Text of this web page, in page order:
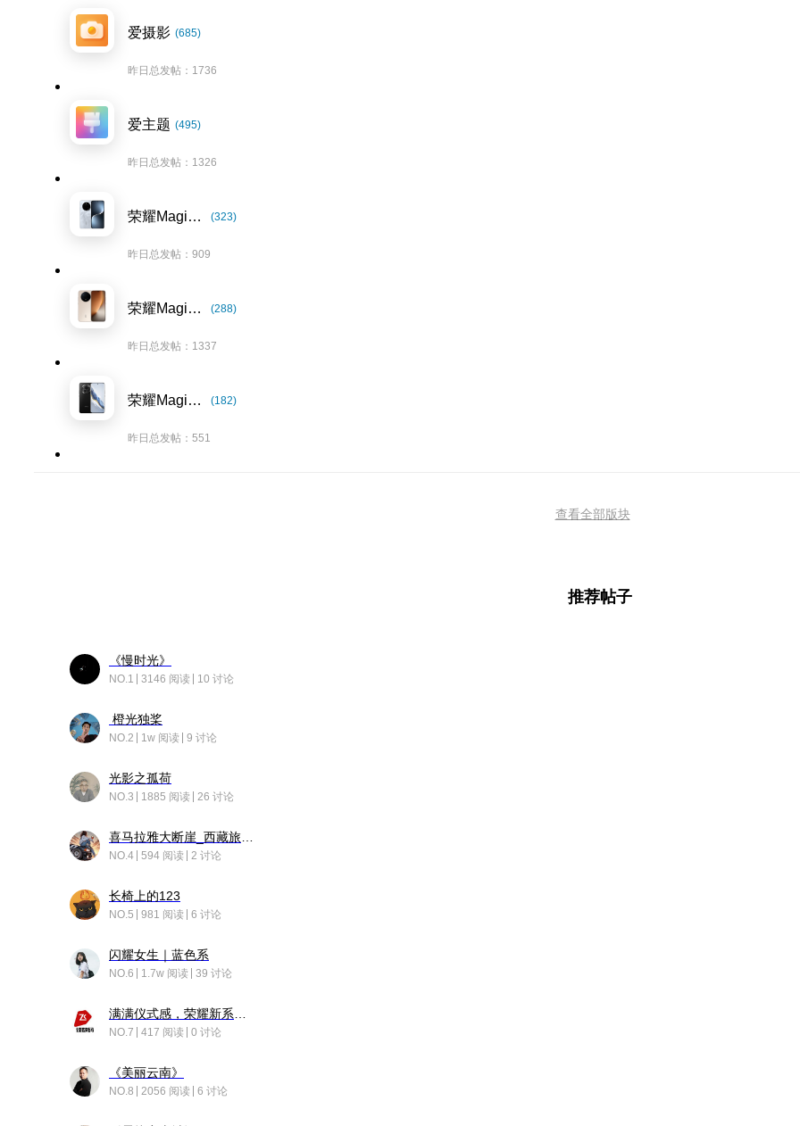
爱摄影 (685)
昨日总发帖：1736
爱主题 (495)
昨日总发帖：1326
荣耀Magic7系列 (323)
昨日总发帖：909
荣耀Magic8系列 (288)
昨日总发帖：1337
荣耀Magic6系列 (182)
昨日总发帖：551
查看全部版块
推荐帖子
《慢时光》
NO.1 3146 阅读 10 讨论
橙光独桨
NO.2 1w 阅读 9 讨论
光影之孤荷
NO.3 1885 阅读 26 讨论
NO.4 594 阅读 2 讨论
长椅上的123
NO.5 981 阅读 6 讨论
闪耀女生｜蓝色系
NO.6 1.7w 阅读 39 讨论
NO.7 417 阅读 0 讨论
《美丽云南》
NO.8 2056 阅读 6 讨论